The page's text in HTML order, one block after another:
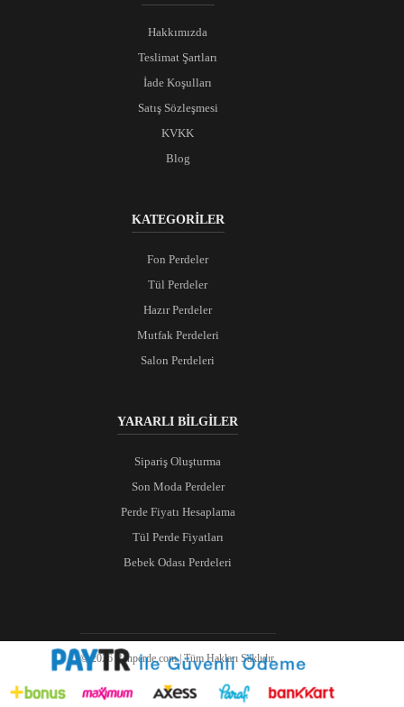
Hakkımızda
Teslimat Şartları
İade Koşulları
Satış Sözleşmesi
KVKK
Blog
KATEGORİLER
Fon Perdeler
Tül Perdeler
Hazır Perdeler
Mutfak Perdeleri
Salon Perdeleri
YARARLI BİLGİLER
Sipariş Oluşturma
Son Moda Perdeler
Perde Fiyatı Hesaplama
Tül Perde Fiyatları
Bebek Odası Perdeleri
© 2026 Ranperde.com | Tüm Hakları Saklıdır.